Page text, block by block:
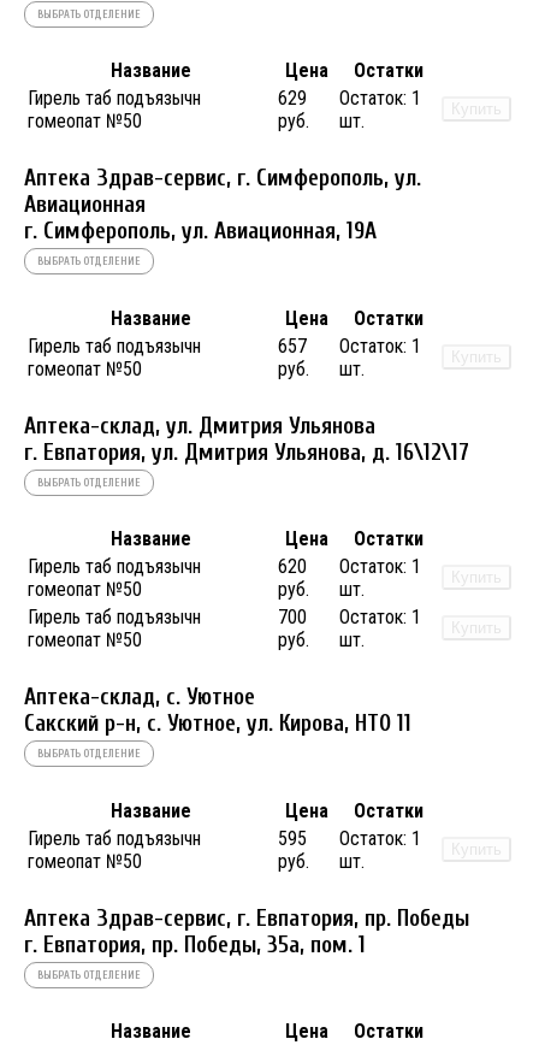
ВЫБРАТЬ ОТДЕЛЕНИЕ
Название Цена
Остатки
Гирель таб подъязычн
гомеопат №50
629
руб.
Остаток: 1
шт.
Купить
Аптека Здрав-сервис, г. Симферополь, ул.
Авиационная
г. Симферополь, ул. Авиационная, 19А
ВЫБРАТЬ ОТДЕЛЕНИЕ
Название Цена
Остатки
Гирель таб подъязычн
гомеопат №50
657
руб.
Остаток: 1
шт.
Купить
Аптека-склад, ул. Дмитрия Ульянова
г. Евпатория, ул. Дмитрия Ульянова, д. 16\12\17
ВЫБРАТЬ ОТДЕЛЕНИЕ
Название Цена
Остатки
Гирель таб подъязычн
гомеопат №50
620
руб.
Остаток: 1
шт.
Купить
Гирель таб подъязычн
гомеопат №50
700
руб.
Остаток: 1
шт.
Купить
Аптека-склад, с. Уютное
Сакский р-н, с. Уютное, ул. Кирова, НТО 11
ВЫБРАТЬ ОТДЕЛЕНИЕ
Название Цена
Остатки
Гирель таб подъязычн
гомеопат №50
595
руб.
Остаток: 1
шт.
Купить
Аптека Здрав-сервис, г. Евпатория, пр. Победы
г. Евпатория, пр. Победы, 35а, пом. 1
ВЫБРАТЬ ОТДЕЛЕНИЕ
Название Цена
Остатки